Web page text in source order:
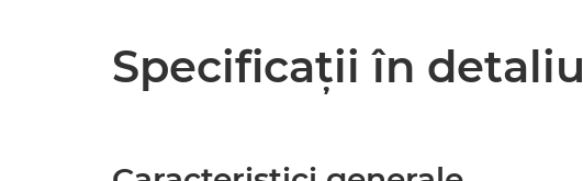
Specificaţii în detaliu